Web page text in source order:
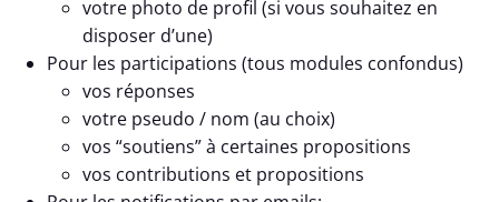
votre photo de profil (si vous souhaitez en
disposer d’une)
Pour les participations (tous modules confondus)
vos réponses
votre pseudo / nom (au choix)
vos “soutiens” à certaines propositions
vos contributions et propositions